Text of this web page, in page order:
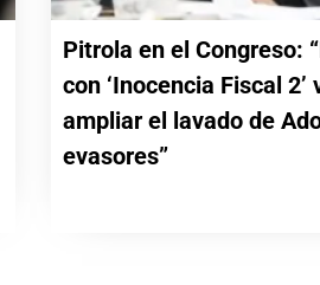
Pitrola en el Congreso:
con ‘Inocencia Fiscal 2’
ampliar el lavado de
evasores”